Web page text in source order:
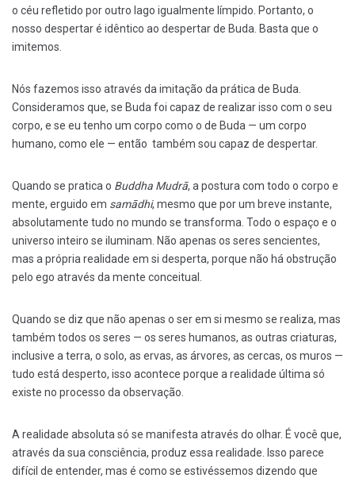
o céu refletido por outro lago igualmente límpido. Portanto, o
nosso despertar é idêntico ao despertar de Buda. Basta que o
imitemos.
Nós fazemos isso através da imitação da prática de Buda.
Consideramos que, se Buda foi capaz de realizar isso com o seu
corpo, e se eu tenho um corpo como o de Buda — um corpo
humano, como ele — então também sou capaz de despertar.
Quando se pratica o Buddha Mudrā, a postura com todo o corpo e
mente, erguido em samādhi, mesmo que por um breve instante,
absolutamente tudo no mundo se transforma. Todo o espaço e o
universo inteiro se iluminam. Não apenas os seres sencientes,
mas a própria realidade em si desperta, porque não há obstrução
pelo ego através da mente conceitual.
Quando se diz que não apenas o ser em si mesmo se realiza, mas
também todos os seres — os seres humanos, as outras criaturas,
inclusive a terra, o solo, as ervas, as árvores, as cercas, os muros —
tudo está desperto, isso acontece porque a realidade última só
existe no processo da observação.
A realidade absoluta só se manifesta através do olhar. É você que,
através da sua consciência, produz essa realidade. Isso parece
difícil de entender, mas é como se estivéssemos dizendo que